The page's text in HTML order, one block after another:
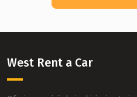
West Rent a Car